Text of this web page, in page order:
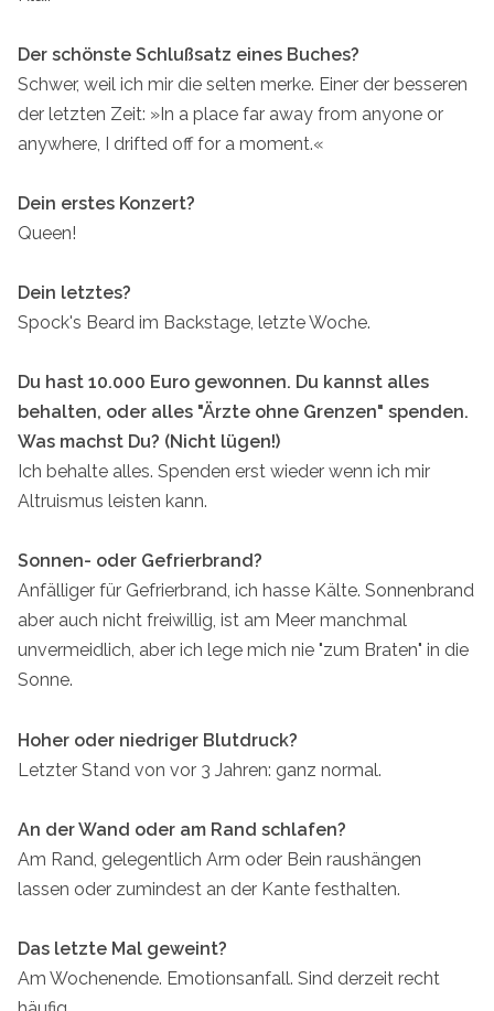
Der schönste Schlußsatz eines Buches?
Schwer, weil ich mir die selten merke. Einer der besseren
der letzten Zeit: »In a place far away from anyone or
anywhere, I drifted off for a moment.«
Dein erstes Konzert?
Queen!
Dein letztes?
Spock's Beard im Backstage, letzte Woche.
Du hast 10.000 Euro gewonnen. Du kannst alles
behalten, oder alles "Ärzte ohne Grenzen" spenden.
Was machst Du? (Nicht lügen!)
Ich behalte alles. Spenden erst wieder wenn ich mir
Altruismus leisten kann.
Sonnen- oder Gefrierbrand?
Anfälliger für Gefrierbrand, ich hasse Kälte. Sonnenbrand
aber auch nicht freiwillig, ist am Meer manchmal
unvermeidlich, aber ich lege mich nie "zum Braten" in die
Sonne.
Hoher oder niedriger Blutdruck?
Letzter Stand von vor 3 Jahren: ganz normal.
An der Wand oder am Rand schlafen?
Am Rand, gelegentlich Arm oder Bein raushängen
lassen oder zumindest an der Kante festhalten.
Das letzte Mal geweint?
Am Wochenende. Emotionsanfall. Sind derzeit recht